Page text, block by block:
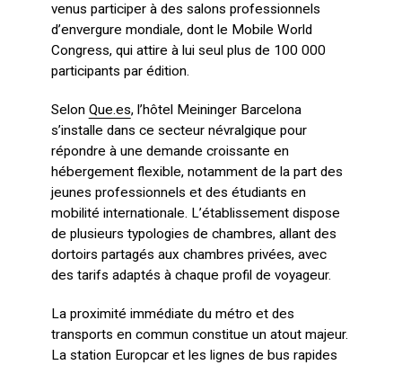
venus participer à des salons professionnels
d’envergure mondiale, dont le Mobile World
Congress, qui attire à lui seul plus de 100 000
participants par édition.
Selon Que.es, l’hôtel Meininger Barcelona
s’installe dans ce secteur névralgique pour
répondre à une demande croissante en
hébergement flexible, notamment de la part des
jeunes professionnels et des étudiants en
mobilité internationale. L’établissement dispose
de plusieurs typologies de chambres, allant des
dortoirs partagés aux chambres privées, avec
des tarifs adaptés à chaque profil de voyageur.
La proximité immédiate du métro et des
transports en commun constitue un atout majeur.
La station Europcar et les lignes de bus rapides